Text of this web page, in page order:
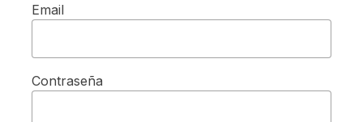
Email
Contraseña